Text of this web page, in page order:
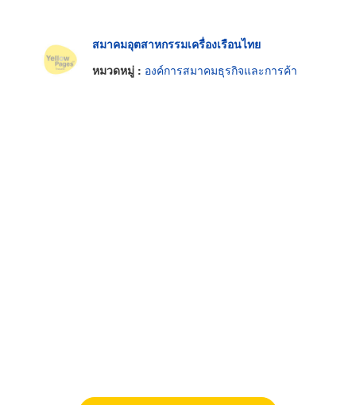
สมาคมอุตสาหกรรมเครื่องเรือนไทย
หมวดหมู่ : องค์การสมาคมธุรกิจและการค้า